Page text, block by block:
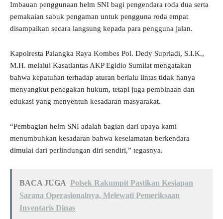
Imbauan penggunaan helm SNI bagi pengendara roda dua serta
pemakaian sabuk pengaman untuk pengguna roda empat
disampaikan secara langsung kepada para pengguna jalan.
Kapolresta Palangka Raya Kombes Pol. Dedy Supriadi, S.I.K.,
M.H. melalui Kasatlantas AKP Egidio Sumilat mengatakan
bahwa kepatuhan terhadap aturan berlalu lintas tidak hanya
menyangkut penegakan hukum, tetapi juga pembinaan dan
edukasi yang menyentuh kesadaran masyarakat.
“Pembagian helm SNI adalah bagian dari upaya kami
menumbuhkan kesadaran bahwa keselamatan berkendara
dimulai dari perlindungan diri sendiri,” tegasnya.
BACA JUGA Polsek Rakumpit Pastikan Kesiapan
Sarana Operasionalnya, Melewati Pemeriksaan
Inventaris Dinas